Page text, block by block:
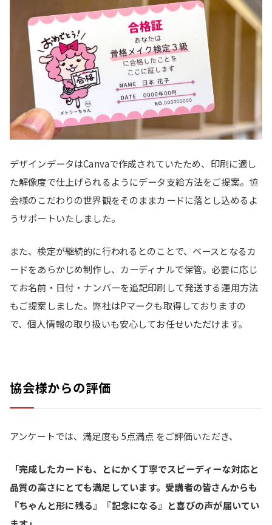
デザインデータはCanvaで作成されていたため、印刷に適し
た解像度で仕上げられるようにデータ支給方法をご提案。協
会様のこだわりの世界観をそのままカードに落とし込めるよ
うサポートいたしました。
また、検定が継続的に行われるとのことで、ベースとなるカ
ードをあらかじめ制作し、カーディナルで保管。必要に応じ
てお名前・日付・ナンバーを追記印刷して発送する運用方法
もご提案しました。弊社はPマークも取得しておりますの
で、個人情報の取り扱いも安心してお任せいただけます。
協会様からの評価
アンケートでは、満足度も 5点満点 をご評価いただき、
「完成したカードも、とにかく丁寧でスピーディーな対応と
品質の高さにとても満足しています。受講者の皆さんからも
『ちゃんと形に残る』『記念になる』と喜びの声が届いてい